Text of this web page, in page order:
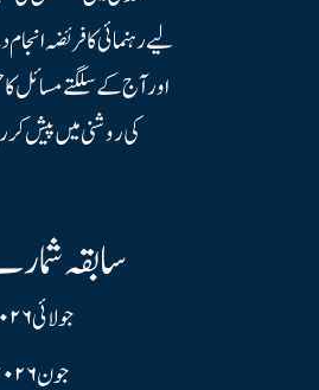
لیے رہنمائی کا فریضہ
اور آج کے سلگتے مسائل
کی روشنی میں پیش کر
سابقہ
جولائی ۲۰۲۶
جون ۲۰۲۶